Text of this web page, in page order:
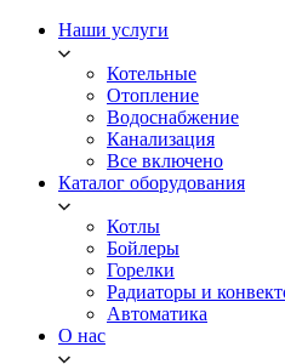
Наши услуги
Котельные
Отопление
Водоснабжение
Канализация
Все включено
Каталог оборудования
Котлы
Бойлеры
Горелки
Радиаторы и
Автоматика
О нас